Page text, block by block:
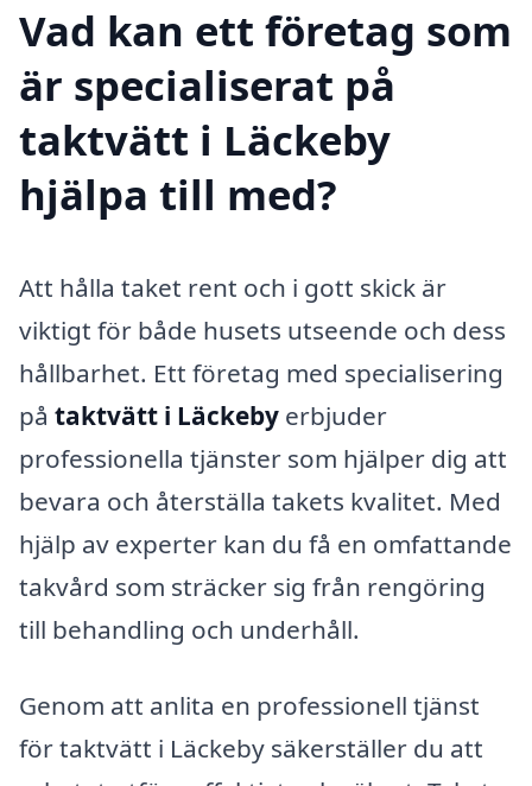
Vad kan ett företag som
är specialiserat på
taktvätt i Läckeby
hjälpa till med?
Att hålla taket rent och i gott skick är
viktigt för både husets utseende och dess
hållbarhet. Ett företag med specialisering
på taktvätt i Läckeby erbjuder
professionella tjänster som hjälper dig att
bevara och återställa takets kvalitet. Med
hjälp av experter kan du få en omfattande
takvård som sträcker sig från rengöring
till behandling och underhåll.
Genom att anlita en professionell tjänst
för taktvätt i Läckeby säkerställer du att